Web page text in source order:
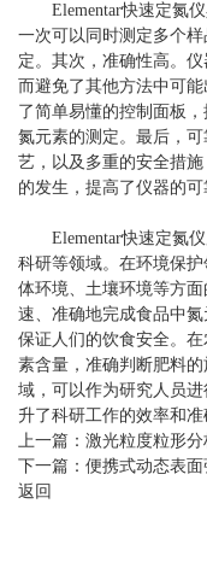
Elementar快速定氮仪
一次可以同时测定多个
定。其次，准确性高。
而避免了其他方法中可
了简单易懂的控制面板
氮元素的测定。最后，
艺，以及多重的安全措
的发生，提高了仪器的可
Elementar快速定氮仪
科研等领域。在环境保
体环境、土壤环境等方
速、准确地完成食品中
保证人们的饮食安全。
素含量，准确判断肥料
域，可以作为研究人员
升了科研工作的效率和准
上一篇： 激光粒度粒形
下一篇： 便携式动态表
返回